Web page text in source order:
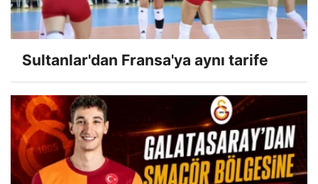
Sultanlar'dan Fransa'ya aynı tarife